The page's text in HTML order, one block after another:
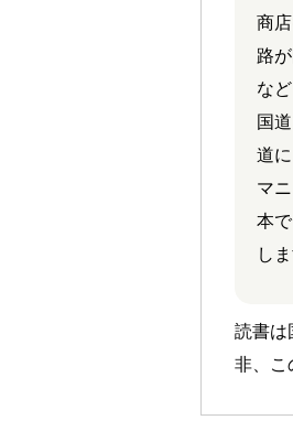
商
路
な
国
道
マ
本
しま
読書は
非、こ